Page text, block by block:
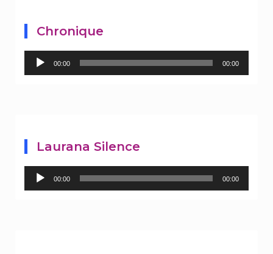
Chronique
Lecteur
audio
00:00 00:00
Laurana Silence
Lecteur
audio
00:00 00:00